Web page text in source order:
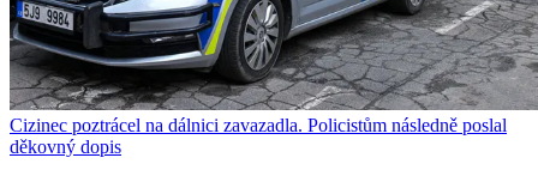
Cizinec poztrácel na dálnici zavazadla. Policistům následně poslal
děkovný dopis